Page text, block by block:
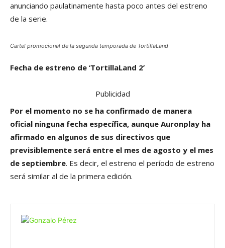
anunciando paulatinamente hasta poco antes del estreno
de la serie.
Cartel promocional de la segunda temporada de TortillaLand
Fecha de estreno de ‘TortillaLand 2’
Publicidad
Por el momento no se ha confirmado de manera
oficial ninguna fecha específica, aunque Auronplay ha
afirmado en algunos de sus directivos que
previsiblemente será entre el mes de agosto y el mes
de septiembre. Es decir, el estreno el período de estreno
será similar al de la primera edición.